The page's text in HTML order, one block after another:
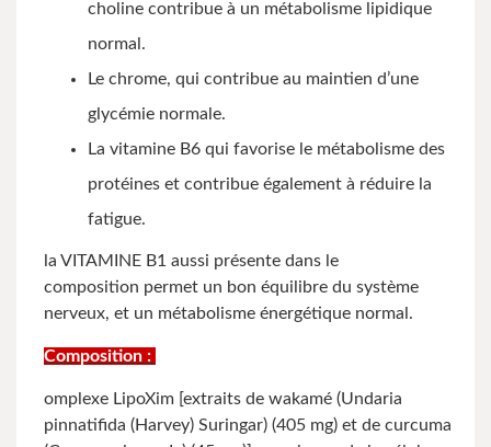
choline contribue à un métabolisme lipidique
normal.
Le chrome, qui contribue au maintien d’une
glycémie normale.
La vitamine B6 qui favorise le métabolisme des
protéines et contribue également à réduire la
fatigue.
la VITAMINE B1 aussi présente dans le
composition permet un bon équilibre du système
nerveux, et un métabolisme énergétique normal.
Composition :
omplexe LipoXim [extraits de wakamé (Undaria
pinnatifida (Harvey) Suringar) (405 mg) et de curcuma